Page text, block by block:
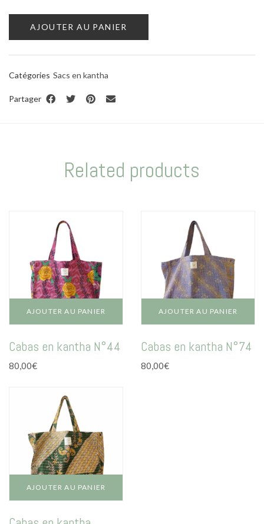
AJOUTER AU PANIER
Catégories Sacs en kantha
Partager
Related products
AJOUTER AU PANIER
Cabas en kantha N°44
80,00€
AJOUTER AU PANIER
Cabas en kantha N°74
80,00€
AJOUTER AU PANIER